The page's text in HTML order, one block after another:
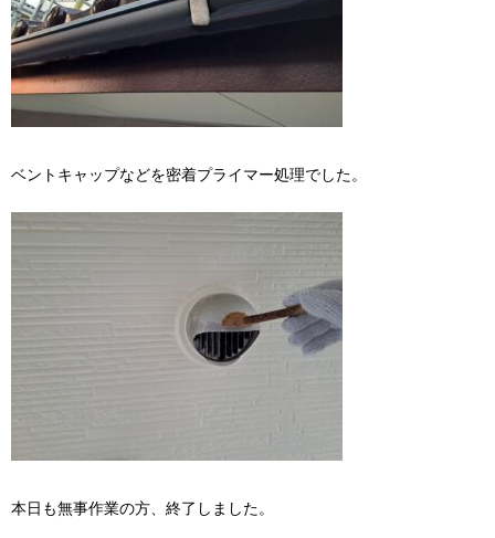
ベントキャップなどを密着プライマー処理でした。
本日も無事作業の方、終了しました。